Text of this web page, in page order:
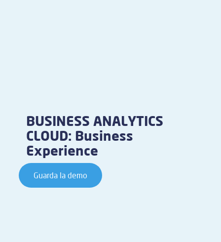
BUSINESS ANALYTICS
CLOUD: Business
Experience
Guarda la demo